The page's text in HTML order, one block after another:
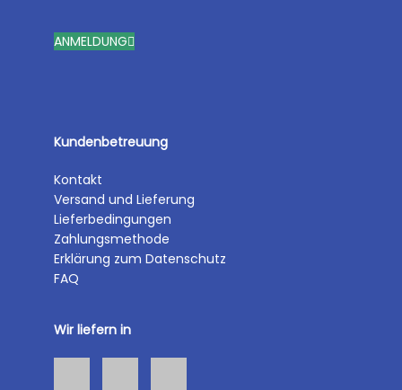
ANMELDUNG
Kundenbetreuung
Kontakt
Versand und Lieferung
Lieferbedingungen
Zahlungsmethode
Erklärung zum Datenschutz
FAQ
Wir liefern in